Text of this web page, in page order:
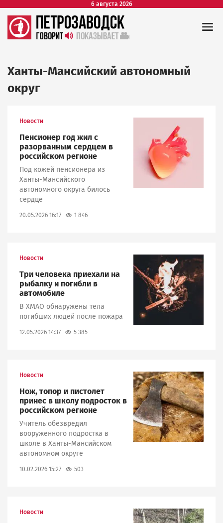
6 августа 2026
Ханты-Мансийский автономный
округ
Новости
Пенсионер год жил с
разорванным сердцем в
российском регионе
Под кожей пенсионера из
Ханты-Мансийского
автономного округа билось
сердце
20.05.2026 16:17 1 846
Новости
Три человека приехали на
рыбалку и погибли в
автомобиле
В ХМАО обнаружены тела
погибших людей после пожара
12.05.2026 14:37 5 385
Новости
Нож, топор и пистолет
принес в школу подросток в
российском регионе
Учитель обезвредил
вооруженного подростка в
школе в Ханты-Мансийском
автономном округе
10.02.2026 15:27 503
Image
Новости Image